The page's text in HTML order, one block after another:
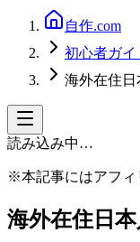
自作.com
初心者ガイ
海外在住日
読み込み中…
※本記事にはアフィ
海外在住日